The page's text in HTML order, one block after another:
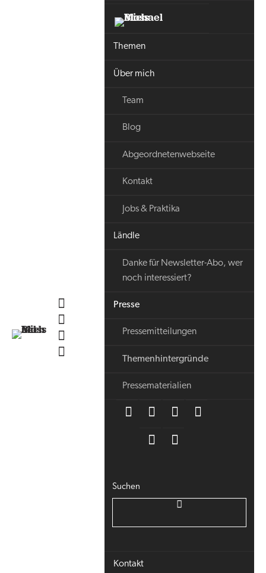
Themen
Über mich
Team
Blog
Abgeordnetenwebseite
Kontakt
Jobs & Praktika
Ländle
Danke für Newsletter-Abo, wer
noch interessiert?
Presse
Pressemitteilungen
Themenhintergründe
Pressematerialien
Suchen
Kontakt